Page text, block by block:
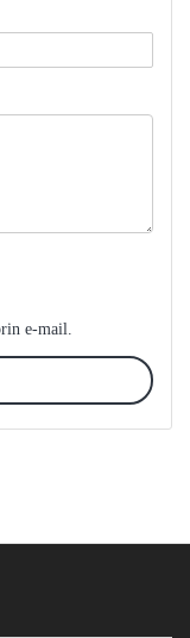
e-mail.